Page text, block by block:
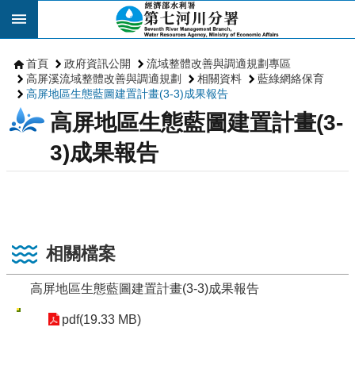
跳到主要內容區塊
首頁 政府資訊公開
流域整體改善與調適規劃專區
高屏溪流域整體改善與調適規劃
相關資料
藍綠網絡保育
高屏地區生態藍圖建置計畫(3-3)成果報告
高屏地區生態藍圖建置計畫(3-
3)成果報告
相關檔案
高屏地區生態藍圖建置計畫(3-3)成果報告
pdf(19.33 MB)